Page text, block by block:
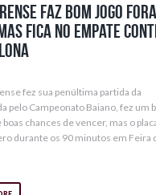
faz bom jogo
fica no empate
fez sua penúltima partida da
pelo Campeonato Baiano, fez um
boas chances de vencer, mas o
durante os 90 minutos em Feira